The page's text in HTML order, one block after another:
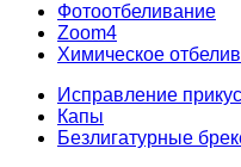
Фотоотбеливание
Zoom4
Химическое
Исправление
Капы
Безлигатурные